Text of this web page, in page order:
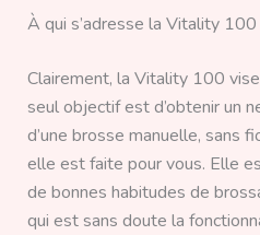
À qui s’adresse la Vitality 100
Clairement, la Vitality 100
seul objectif est d’obtenir un
d’une brosse manuelle, sans
elle est faite pour vous. Elle
de bonnes habitudes de
qui est sans doute la